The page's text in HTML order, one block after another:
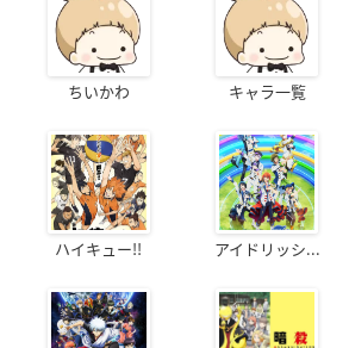
ちいかわ キャラ一覧
ハイキュー!! アイドリッシ...